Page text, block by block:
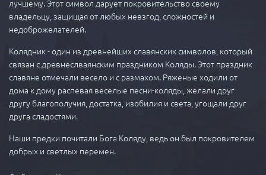
лучшему. Этот символ дарует покровительство своему
владельцу, защищая от любых невзгод, сложностей и
недоброжелателей.
Колядник - один из древнейших славянских символов, который
связан с древнеслваянским праздником Коляды. Этот праздник
славяне отмечали весело и с размахом. Ряженые ходили от
дома к дому распевая веселые песни-коляды, желали друг
другу благополучия, достатка, изобилия и света, угощали друг
друга сладостями.
Наши предки почитали Бога Коляду, ведь он был покровителем
добрых и светлых перемен.